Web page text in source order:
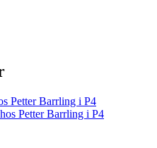
Petter Barrling i P4
Petter Barrling i P4